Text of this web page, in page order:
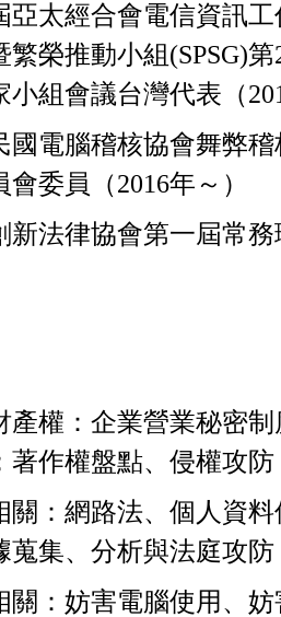
亞太經合會電信資訊
繁榮推動小組(SPSG)
小組會議台灣代表（
國電腦稽核協會舞弊
會委員（2016年～）
新法律協會第一屆常務
產權：企業營業秘密
著作權盤點、侵權攻防
關：網路法、個人資
蒐集、分析與法庭攻防
關：妨害電腦使用、